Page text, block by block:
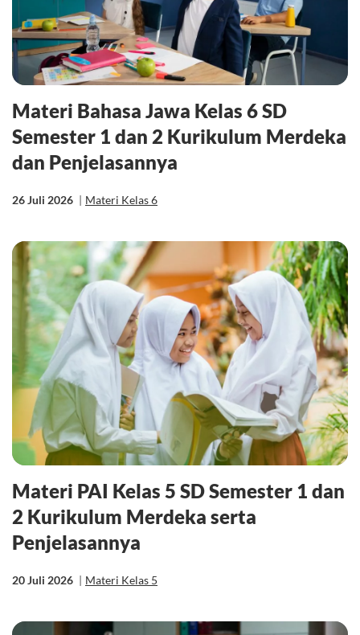
Materi Bahasa Jawa Kelas 6 SD
Semester 1 dan 2 Kurikulum Merdeka
dan Penjelasannya
26 Juli 2026 | Materi Kelas 6
Materi PAI Kelas 5 SD Semester 1 dan
2 Kurikulum Merdeka serta
Penjelasannya
20 Juli 2026 | Materi Kelas 5